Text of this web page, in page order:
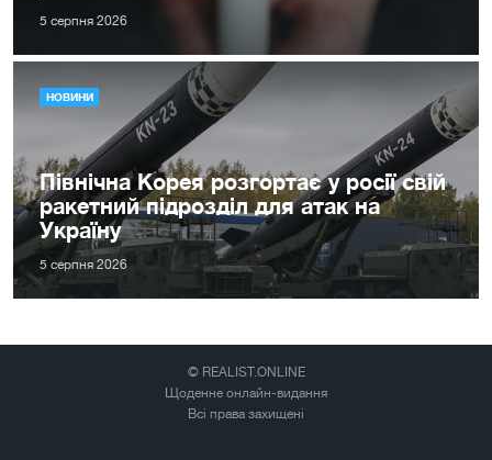
5 серпня 2026
НОВИНИ
Північна Корея розгортає у росії свій
ракетний підрозділ для атак на
Україну
5 серпня 2026
© REALIST.ONLINE
Щоденне онлайн-видання
Всі права захищені